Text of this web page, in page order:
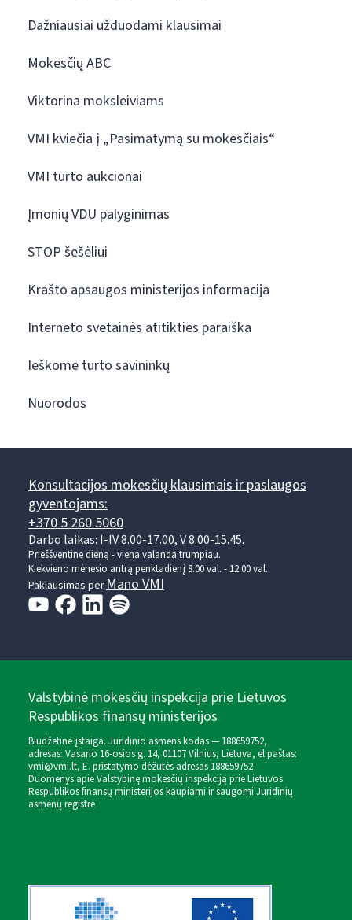
Dažniausiai užduodami klausimai
Mokesčių ABC
Viktorina moksleiviams
VMI kviečia į „Pasimatymą su mokesčiais“
VMI turto aukcionai
Įmonių VDU palyginimas
STOP šešėliui
Krašto apsaugos ministerijos informacija
Interneto svetainės atitikties paraiška
Ieškome turto savininkų
Nuorodos
Konsultacijos mokesčių klausimais ir paslaugos
gyventojams:
+370 5 260 5060
Darbo laikas: I-IV 8.00-17.00, V 8.00-15.45.
Prieššventinę dieną - viena valanda trumpiau.
Kiekvieno mėnesio antrą penktadienį 8.00 val. - 12.00 val.
Paklausimas perMano VMI
Valstybinė mokesčių inspekcija prie Lietuvos
Respublikos finansų ministerijos
Biudžetinė įstaiga. Juridinio asmens kodas — 188659752,
adresas: Vasario 16-osios g. 14, 01107 Vilnius, Lietuva, el.paštas:
vmi@vmi.lt, E. pristatymo dėžutės adresas 188659752
Duomenys apie Valstybinę mokesčių inspekciją prie Lietuvos
Respublikos finansų ministerijos kaupiami ir saugomi Juridinių
asmenų registre